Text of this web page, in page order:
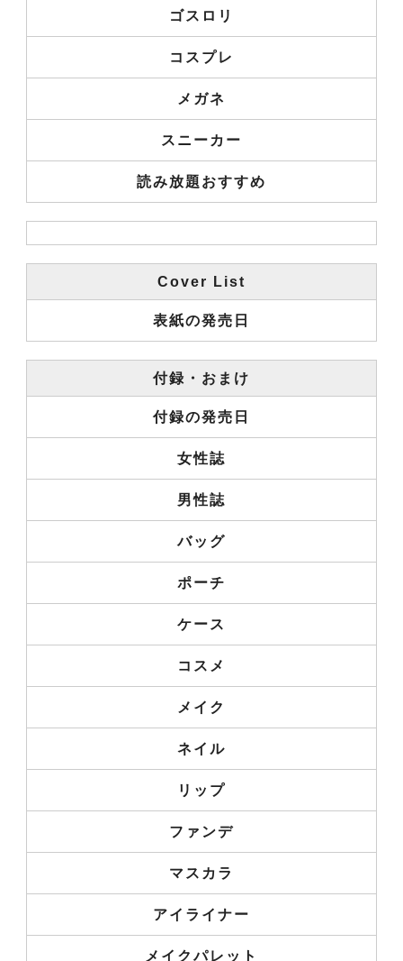
ゴスロリ
コスプレ
メガネ
スニーカー
読み放題おすすめ
Cover List
表紙の発売日
付録・おまけ
付録の発売日
女性誌
男性誌
バッグ
ポーチ
ケース
コスメ
メイク
ネイル
リップ
ファンデ
マスカラ
アイライナー
メイクパレット